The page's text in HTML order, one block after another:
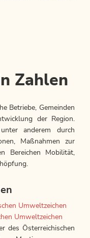
Zahlen
Betriebe, Gemeinden
der Region.
anderem durch
Maßnahmen zur
Bereichen Mobilität,
Umweltzeichen
Umweltzeichen
des Österreichischen